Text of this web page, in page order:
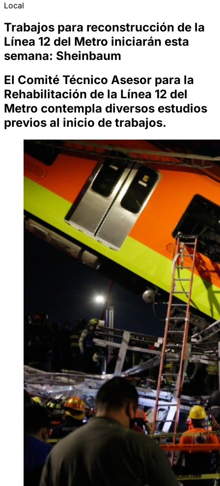
Local
Trabajos para reconstrucción de la
Línea 12 del Metro iniciarán esta
semana: Sheinbaum
El Comité Técnico Asesor para la
Rehabilitación de la Línea 12 del
Metro contempla diversos estudios
previos al inicio de trabajos.